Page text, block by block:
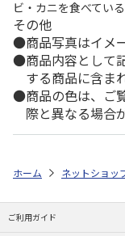
ビ・カニを食べてい
その他
商品写真はイメ
商品内容として
する商品に含ま
商品の色は、ご
際と異なる場合
ホーム ネットショッ
ご利用ガイド